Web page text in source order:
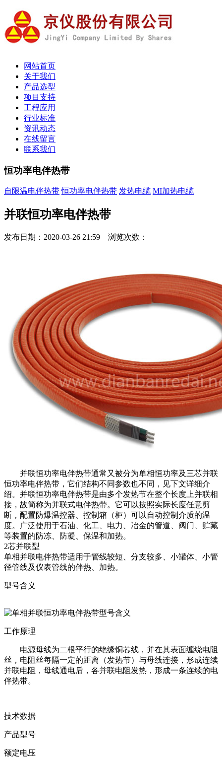
网站首页
关于我们
产品选型
项目支持
工程应用
行业标准
资讯动态
在线留言
联系我们
恒功率电伴热带
自限温电伴热带 恒功率电伴热带 发热电缆 MI加热电缆
并联恒功率电伴热带
发布日期：2020-03-26 21:59 浏览次数：
并联恒功率电伴热带通常又被分为单相恒功率及三芯并联
恒功率电伴热带，它们结构不同参数也不同，见下文详细介
绍。并联恒功率电伴热带是由多个发热节在整个长度上并联相
接，故简称为并联式电伴热带。它可以按照实际长度任意剪
断，配置防爆温控器、控制箱（柜）可以自动控制介质的温
度。广泛使用于石油、化工、电力、冶金的管道、阀门、贮藏
等装置的防冻、防凝、保温和加热。
2芯并联型
单相并联电伴热带适用于管线较短、分支较多、小罐体、小管
径管线及仪表管线的伴热、加热。
型号含义
工作原理
电源母线为二根平行的绝缘铜芯线，并在其表面缠绕电阻
丝，电阻丝每隔一定的距离（发热节）与母线连接，形成连续
并联电阻，母线通电后，各并联电阻发热，形成一条连续的电
伴热带。
技术数据
产品型号
额定电压